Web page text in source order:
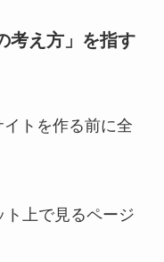
考え方」を指す
トを作る前に全
ト上で見るページ